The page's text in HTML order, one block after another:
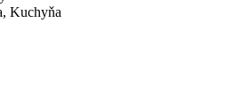
Kuchyňa